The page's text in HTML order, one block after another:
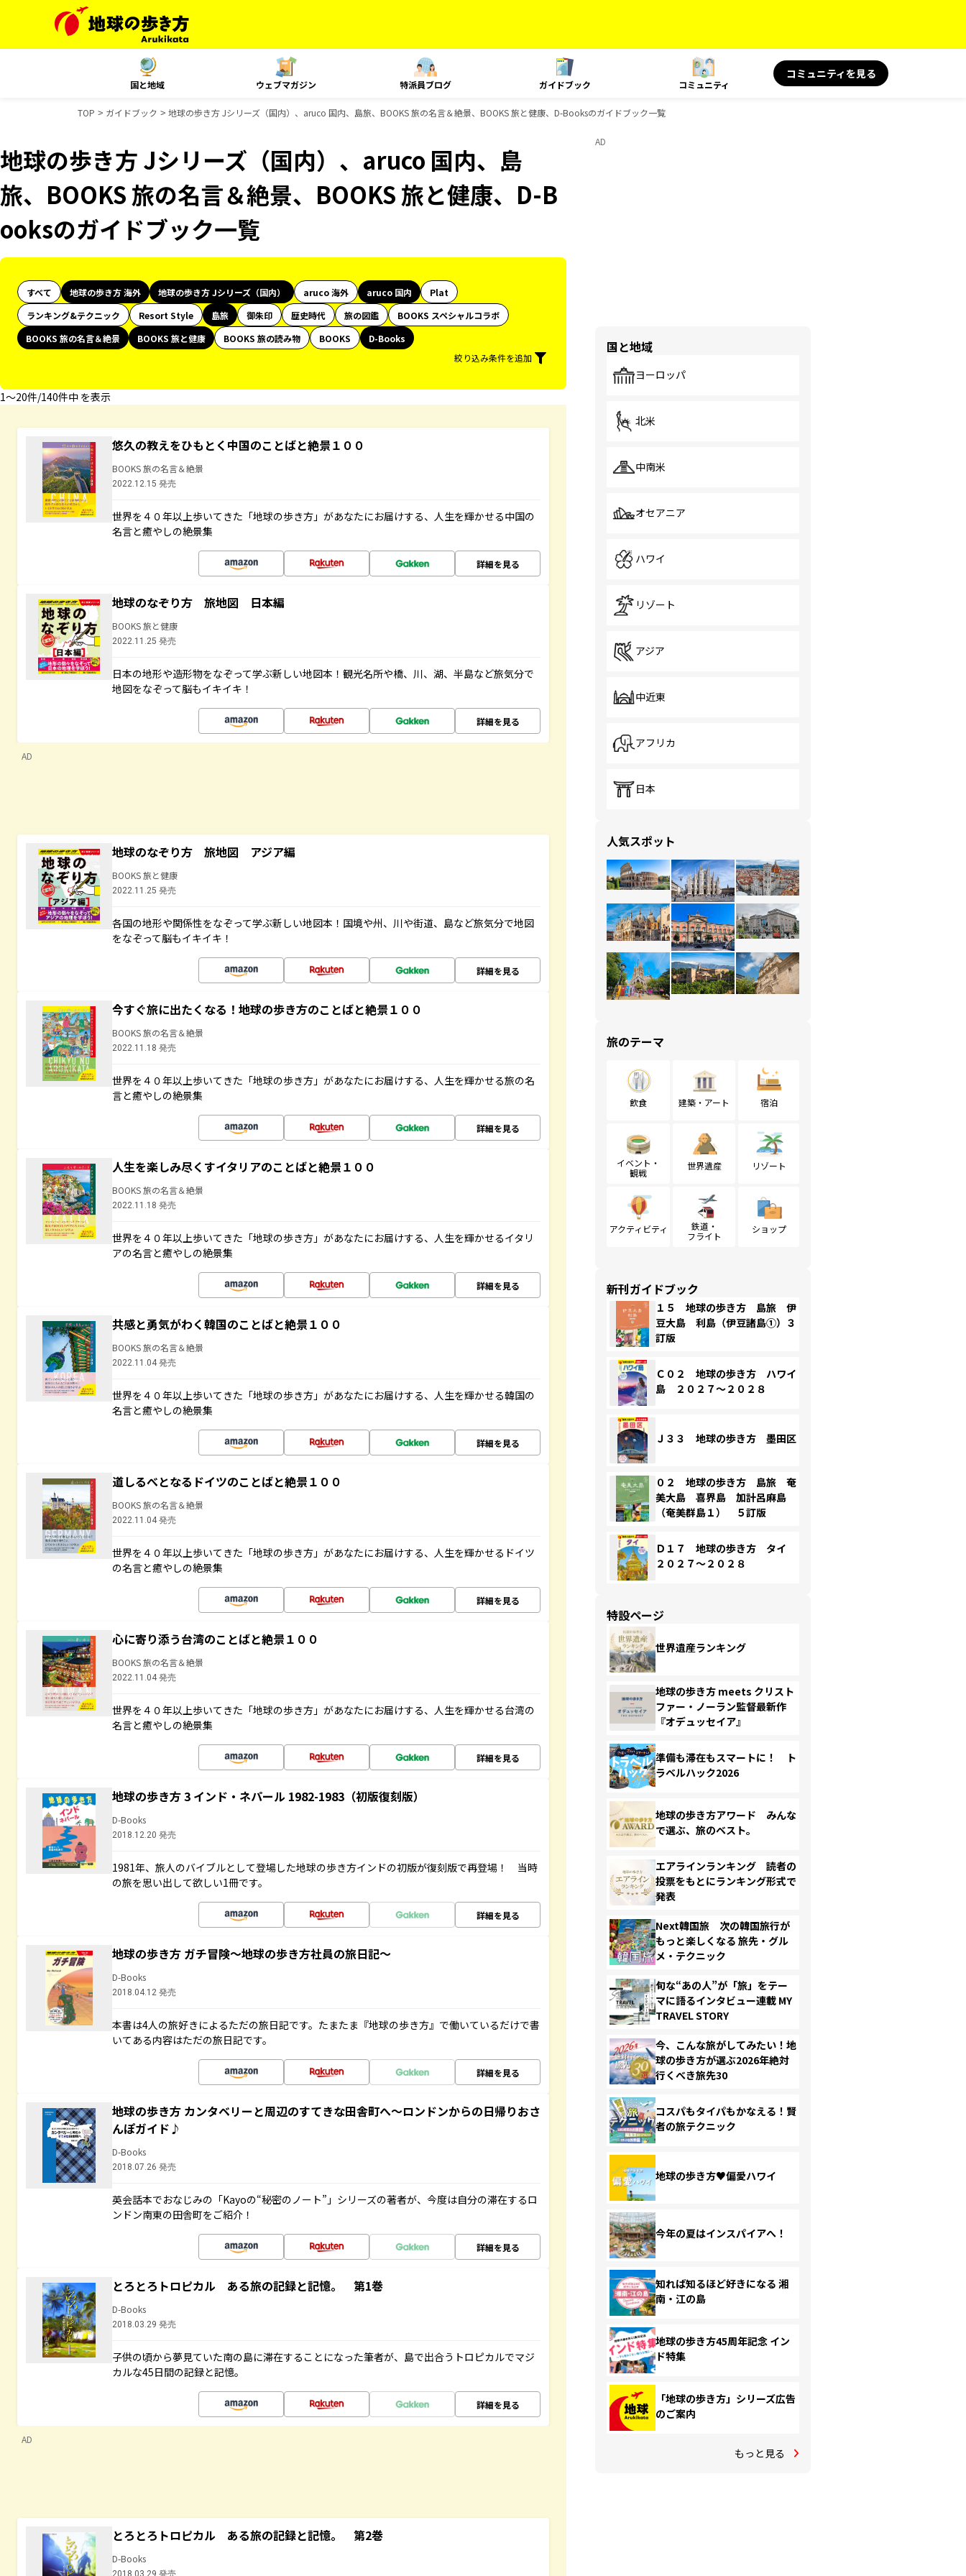
国と地域 ウェブマガジン 特派員ブログ ガイドブック コミュニティ
コミュニティを見る
TOP ガイドブック 地球の歩き方 Jシリーズ（国内）、aruco 国内、島旅、BOOKS 旅の名言＆絶景、BOOKS 旅と健康、D-Booksのガイドブック一覧
地球の歩き方 Jシリーズ（国内）、aruco 国内、島
旅、BOOKS 旅の名言＆絶景、BOOKS 旅と健康、D-B
ooksのガイドブック一覧
すべて 地球の歩き方 海外 地球の歩き方 Jシリーズ（国内） aruco 海外 aruco 国内
Plat
ランキング&テクニック
Resort Style 島旅 御朱印 歴史時代 旅の図鑑
BOOKS スペシャルコラボ
BOOKS 旅の名言＆絶景
BOOKS 旅と健康 BOOKS 旅の読み物 BOOKS
D-Books
絞り込み条件を追加
1〜20件/140件中 を表示
悠久の教えをひもとく中国のことばと絶景１００
BOOKS 旅の名言＆絶景
2022.12.15 発売
世界を４０年以上歩いてきた「地球の歩き方」があなたにお届けする、人生を輝かせる中国の
名言と癒やしの絶景集
詳細を見る
地球のなぞり方 旅地図 日本編
BOOKS 旅と健康
2022.11.25 発売
日本の地形や造形物をなぞって学ぶ新しい地図本！観光名所や橋、川、湖、半島など旅気分で
地図をなぞって脳もイキイキ！
詳細を見る
AD
地球のなぞり方 旅地図 アジア編
BOOKS 旅と健康
2022.11.25 発売
各国の地形や関係性をなぞって学ぶ新しい地図本！国境や州、川や街道、島など旅気分で地図
をなぞって脳もイキイキ！
詳細を見る
今すぐ旅に出たくなる！地球の歩き方のことばと絶景１００
BOOKS 旅の名言＆絶景
2022.11.18 発売
世界を４０年以上歩いてきた「地球の歩き方」があなたにお届けする、人生を輝かせる旅の名
言と癒やしの絶景集
詳細を見る
人生を楽しみ尽くすイタリアのことばと絶景１００
BOOKS 旅の名言＆絶景
2022.11.18 発売
世界を４０年以上歩いてきた「地球の歩き方」があなたにお届けする、人生を輝かせるイタリ
アの名言と癒やしの絶景集
詳細を見る
共感と勇気がわく韓国のことばと絶景１００
BOOKS 旅の名言＆絶景
2022.11.04 発売
世界を４０年以上歩いてきた「地球の歩き方」があなたにお届けする、人生を輝かせる韓国の
名言と癒やしの絶景集
詳細を見る
道しるべとなるドイツのことばと絶景１００
BOOKS 旅の名言＆絶景
2022.11.04 発売
世界を４０年以上歩いてきた「地球の歩き方」があなたにお届けする、人生を輝かせるドイツ
の名言と癒やしの絶景集
詳細を見る
心に寄り添う台湾のことばと絶景１００
BOOKS 旅の名言＆絶景
2022.11.04 発売
世界を４０年以上歩いてきた「地球の歩き方」があなたにお届けする、人生を輝かせる台湾の
名言と癒やしの絶景集
詳細を見る
地球の歩き方 3 インド・ネパール 1982-1983（初版復刻版）
D-Books
2018.12.20 発売
1981年、旅人のバイブルとして登場した地球の歩き方インドの初版が復刻版で再登場！ 当時
の旅を思い出して欲しい1冊です。
詳細を見る
地球の歩き方 ガチ冒険～地球の歩き方社員の旅日記～
D-Books
2018.04.12 発売
本書は4人の旅好きによるただの旅日記です。たまたま『地球の歩き方』で働いているだけで書
いてある内容はただの旅日記です。
詳細を見る
地球の歩き方 カンタベリーと周辺のすてきな田舎町へ～ロンドンからの日帰りおさ
んぽガイド♪
D-Books
2018.07.26 発売
英会話本でおなじみの「Kayoの“秘密のノート”」シリーズの著者が、今度は自分の滞在するロ
ンドン南東の田舎町をご紹介！
詳細を見る
とろとろトロピカル ある旅の記録と記憶。 第1巻
D-Books
2018.03.29 発売
子供の頃から夢見ていた南の島に滞在することになった筆者が、島で出合うトロピカルでマジ
カルな45日間の記録と記憶。
詳細を見る
AD
とろとろトロピカル ある旅の記録と記憶。 第2巻
D-Books
2018.03.29 発売
AD
国と地域
ヨーロッパ
北米
中南米
オセアニア
ハワイ
リゾート
アジア
中近東
アフリカ
日本
人気スポット
旅のテーマ
飲食 建築・アート 宿泊
イベント・
観戦
世界遺産 リゾート
アクティビティ
鉄道・
フライト
ショップ
新刊ガイドブック
１５ 地球の歩き方 島旅 伊
豆大島 利島（伊豆諸島①）３
訂版
Ｃ０２ 地球の歩き方 ハワイ
島 ２０２７～２０２８
Ｊ３３ 地球の歩き方 墨田区
０２ 地球の歩き方 島旅 奄
美大島 喜界島 加計呂麻島
（奄美群島１） ５訂版
Ｄ１７ 地球の歩き方 タイ
２０２７～２０２８
特設ページ
世界遺産ランキング
地球の歩き方 meets クリスト
ファー・ノーラン監督最新作
『オデュッセイア』
準備も滞在もスマートに！ ト
ラベルハック2026
地球の歩き方アワード みんな
で選ぶ、旅のベスト。
エアラインランキング 読者の
投票をもとにランキング形式で
発表
Next韓国旅 次の韓国旅行が
もっと楽しくなる 旅先・グル
メ・テクニック
旬な“あの人”が「旅」をテー
マに語るインタビュー連載 MY
TRAVEL STORY
今、こんな旅がしてみたい！地
球の歩き方が選ぶ2026年絶対
行くべき旅先30
コスパもタイパもかなえる！賢
者の旅テクニック
地球の歩き方♥偏愛ハワイ
今年の夏はインスパイアへ！
知れば知るほど好きになる 湘
南・江の島
地球の歩き方45周年記念 イン
ド特集
「地球の歩き方」シリーズ広告
のご案内
もっと見る